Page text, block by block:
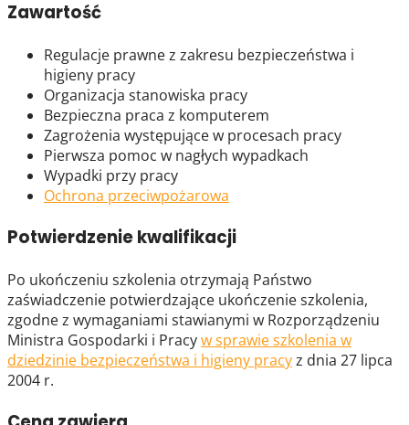
Zawartość
Regulacje prawne z zakresu bezpieczeństwa i
higieny pracy
Organizacja stanowiska pracy
Bezpieczna praca z komputerem
Zagrożenia występujące w procesach pracy
Pierwsza pomoc w nagłych wypadkach
Wypadki przy pracy
Ochrona przeciwpożarowa
Potwierdzenie kwalifikacji
Po ukończeniu szkolenia otrzymają Państwo
zaświadczenie potwierdzające ukończenie szkolenia,
zgodne z wymaganiami stawianymi w Rozporządzeniu
Ministra Gospodarki i Pracyw sprawie szkolenia w
dziedzinie bezpieczeństwa i higieny pracyz dnia 27 lipca
2004 r.